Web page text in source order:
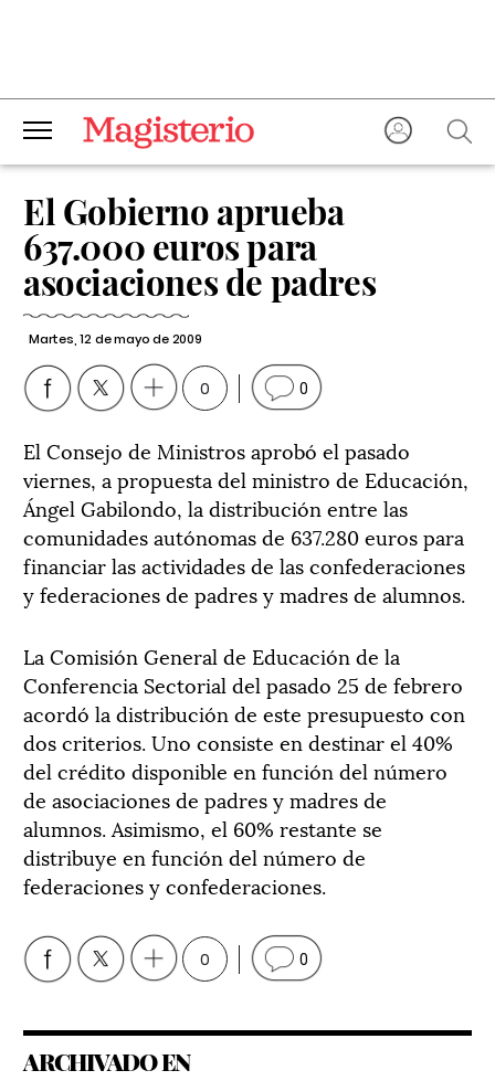
El Gobierno aprueba
637.000 euros para
asociaciones de padres
Martes, 12 de mayo de 2009
0 0
El Consejo de Ministros aprobó el pasado
viernes, a propuesta del ministro de Educación,
Ángel Gabilondo, la distribución entre las
comunidades autónomas de 637.280 euros para
financiar las actividades de las confederaciones
y federaciones de padres y madres de alumnos.
La Comisión General de Educación de la
Conferencia Sectorial del pasado 25 de febrero
acordó la distribución de este presupuesto con
dos criterios. Uno consiste en destinar el 40%
del crédito disponible en función del número
de asociaciones de padres y madres de
alumnos. Asimismo, el 60% restante se
distribuye en función del número de
federaciones y confederaciones.
0 0
ARCHIVADO EN